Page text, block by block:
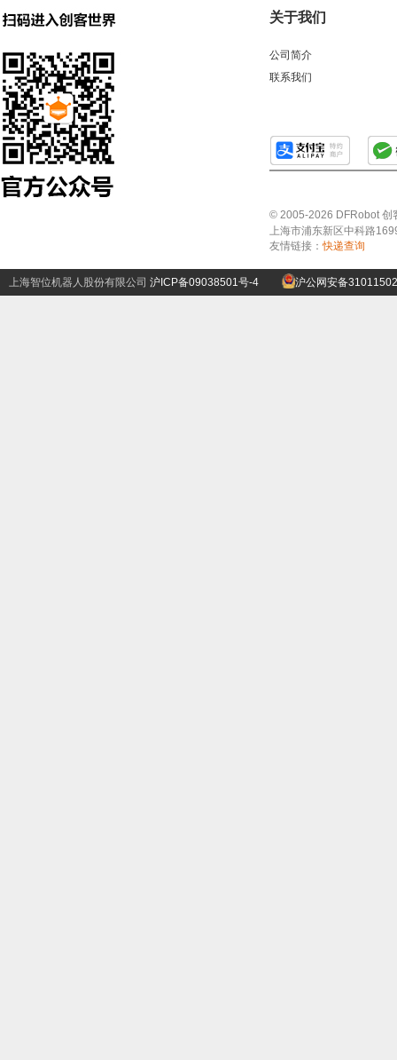
关于我们
公司简介
联系我们
© 2005-2026 DFRobot 创
上海市浦东新区中科路
友情链接：快递查询
上海智位机器人股份有限公司 沪ICP备09038501号-4 沪公网安备